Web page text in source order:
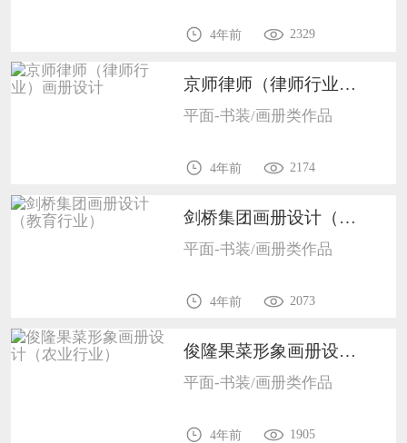
4年前 2329
京师律师（律师行业）画册设计1009
平面-书装/画册类作品
4年前 2174
剑桥集团画册设计（教育行业）1009
平面-书装/画册类作品
4年前 2073
俊隆果菜形象画册设计（农业行业）1009
平面-书装/画册类作品
4年前 1905